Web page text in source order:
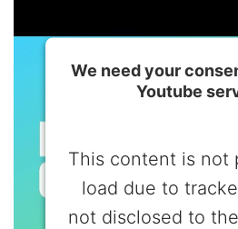
We need your
Youtube
This content is not
load due to
not disclosed to